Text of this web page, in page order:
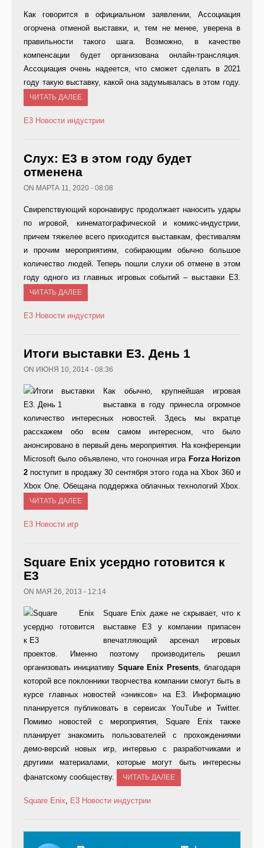
Как говорится в официальном заявлении, Ассоциация
огорчена отменой выставки, и, тем не менее, уверена в
правильности такого шага. Возможно, в качестве
компенсации будет организована онлайн-трансляция.
Ассоциация очень надеется, что сможет сделать в 2021
году такую выставку, какой она задумывалась в этом году.
ЧИТАТЬ ДАЛЕЕ
E3 Новости индустрии
Слух: Е3 в этом году будет
отменена
ON МАРТА 11, 2020 - 08:08
Свирепствующий коронавирус продолжает наносить удары
по игровой, кинематографической и комикс-индустрии,
причем тяжелее всего приходится выставкам, фестивалям
и прочим мероприятиям, собирающим обычно большое
количество людей. Теперь пошли слухи об отмене в этом
году одного из главных игровых событий – выставки E3.
ЧИТАТЬ ДАЛЕЕ
E3 Новости индустрии
Итоги выставки Е3. День 1
ON ИЮНЯ 10, 2014 - 08:36
Как обычно, крупнейшая игровая
выставка в году принесла огромное
количество интересных новостей. Здесь мы вкратце
расскажем обо всем самом интересном, что было
анонсировано в первый день мероприятия. На конференции
Microsoft было объявлено, что гоночная игра Forza Horizon
2 поступит в продажу 30 сентября этого года на Xbox 360 и
Xbox One. Обещана поддержка облачных технологий Xbox.
ЧИТАТЬ ДАЛЕЕ
E3 Новости игр
Square Enix усердно готовится к
Е3
ON МАЯ 26, 2013 - 12:14
Square Enix даже не скрывает, что к
выставке Е3 у компании припасен
впечатляющий арсенал игровых
проектов. Именно поэтому производитель решил
организовать инициативу Square Enix Presents, благодаря
которой все поклонники творчества компании смогут быть в
курсе главных новостей «эниксов» на Е3. Информацию
планируется публиковать в сервисах YouTube и Twitter.
Помимо новостей с мероприятия, Square Enix также
планирует знакомить пользователей с прохождениями
демо-версий новых игр, интервью с разработчиками и
другими материалами, которые могут быть интересны
фанатскому сообществу.
ЧИТАТЬ ДАЛЕЕ
Square Enix, E3 Новости индустрии